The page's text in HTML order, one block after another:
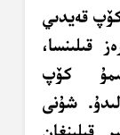
كۆپ قەيدىي
قىلىنسا،
كۆپ
شۇنى
قىلىنغان